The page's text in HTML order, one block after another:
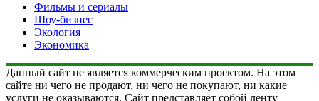
Фильмы и сериалы
Шоу-бизнес
Экология
Экономика
Данный сайт не является коммерческим проектом. На этом
сайте ни чего не продают, ни чего не покупают, ни какие
услуги не оказываются. Сайт представляет собой ленту